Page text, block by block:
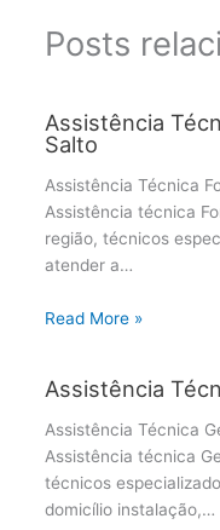
Posts
Assistência
Salto
Assistência Técnica
Assistência técnica
região, técnicos
atender a…
Read More »
Assistência
Assistência Técnica
Assistência técnica
técnicos
domicílio instalação,…